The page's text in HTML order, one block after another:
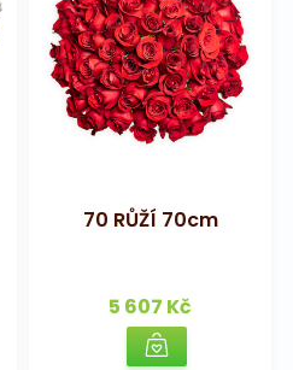
70 RŮŽÍ 70cm
5 607 Kč